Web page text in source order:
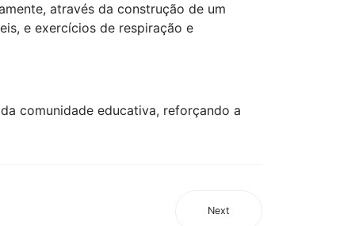
através da construção de um
e exercícios de respiração e
comunidade educativa, reforçando a
Next